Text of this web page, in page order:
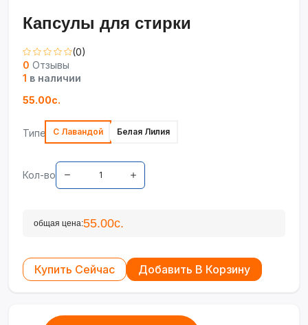
Капсулы для стирки
(0)
0 Отзывы
1 в наличии
55.00с.
Типе С Лавандой Белая Лилия
Кол-во
общая цена:55.00с.
Купить Сейчас Добавить В Корзину